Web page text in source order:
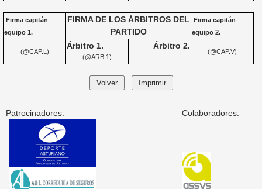
Firma capitán
equipo 1.
FIRMA DE LOS ÁRBITROS DEL
PARTIDO
Firma capitán
equipo 2.
(@CAP.L)
Árbitro 1.
(@ARB.1)
Árbitro 2.
(@CAP.V)
Patrocinadores: Colaboradores: